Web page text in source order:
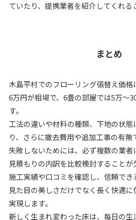
ていたり、提携業者を紹介してくれる
まとめ
木島平村でのフローリング張替え価
6万円が相場で、6畳の部屋では5万〜
す。
工法の違いや材料の種類、下地の状態
り、さらに撤去費用や追加工事の有無
失敗しないためには、必ず複数の業者
見積もりの内訳を比較検討することが
施工実績や口コミを確認し、信頼でき
見た目の美しさだけでなく長く快適
実現します。
新しく生まれ変わった床は、毎日の